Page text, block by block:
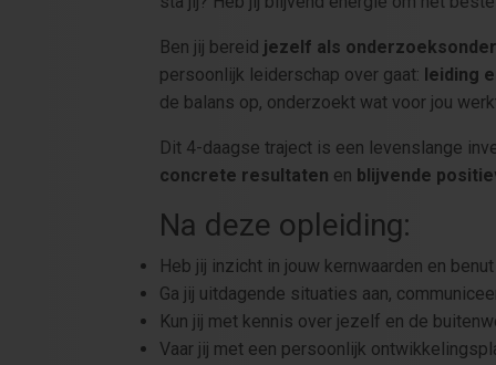
Ben jij bereid jezelf als
persoonlijk leiderschap over gaat: leiding
de balans op, onderzoekt wat voor jou
Dit 4-daagse traject is een levenslange
concrete resultaten en blijvende
Na deze opleiding:
Heb jij inzicht in jouw kernwaarden en
Ga jij uitdagende situaties aan,
Kun jij met kennis over jezelf en de
Vaar jij met een persoonlijk